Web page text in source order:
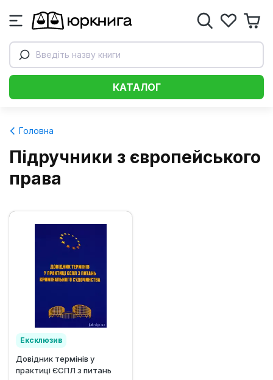
Введіть назву книги
КАТАЛОГ
Головна
Підручники з європейського
права
Ексклюзив
Довідник термінів у
практиці ЄСПЛ з питань